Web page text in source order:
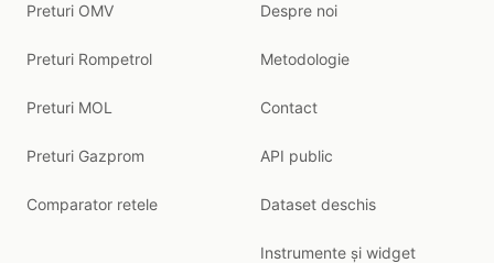
Preturi OMV
Preturi Rompetrol
Preturi MOL
Preturi Gazprom
Comparator retele
Despre noi
Metodologie
Contact
API public
Dataset deschis
Instrumente și widget